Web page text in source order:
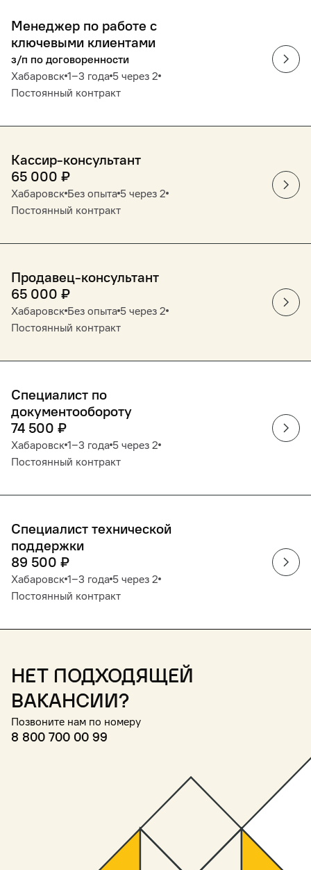
Менеджер по работе с
ключевыми клиентами
з/п по договоренности
Хабаровск 1‒3 года 5 через 2
Постоянный контракт
Кассир-консультант
65 000 ₽
Хабаровск Без опыта 5 через 2
Постоянный контракт
Продавец-консультант
65 000 ₽
Хабаровск Без опыта 5 через 2
Постоянный контракт
Специалист по
документообороту
74 500 ₽
Хабаровск 1‒3 года 5 через 2
Постоянный контракт
Специалист технической
поддержки
89 500 ₽
Хабаровск 1‒3 года 5 через 2
Постоянный контракт
Нет подходящей
вакансии?
Позвоните нам по номеру
8 800 700 00 99